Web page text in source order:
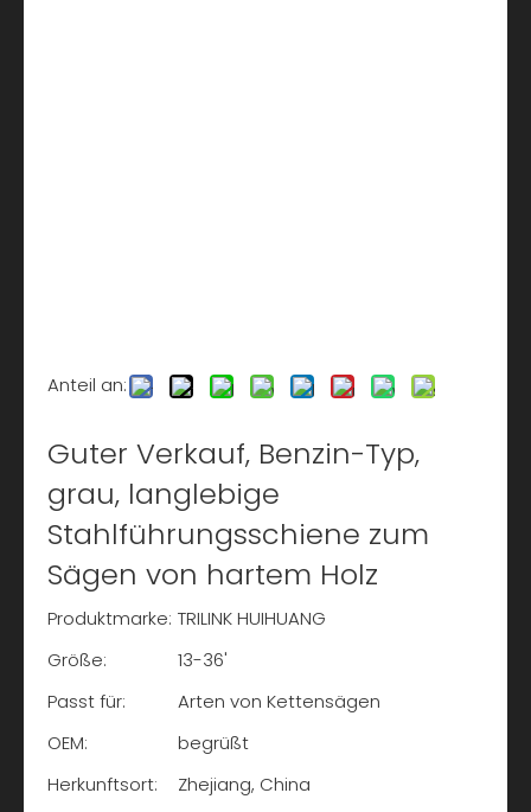
Anteil an:
Guter Verkauf, Benzin-Typ,
grau, langlebige
Stahlführungsschiene zum
Sägen von hartem Holz
Produktmarke: TRILINK HUIHUANG
Größe:
13-36'
Passt für:
Arten von Kettensägen
OEM:
begrüßt
Herkunftsort:
Zhejiang, China